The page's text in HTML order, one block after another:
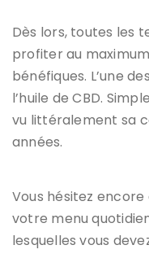
Dès lors, toutes les
profiter au
bénéfiques. L’une
l’huile de CBD.
vu littéralement sa
années.
Vous hésitez
votre menu
lesquelles vous